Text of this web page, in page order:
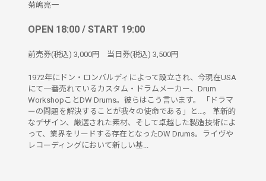
菊嶋亮一
OPEN 18:00 / START 19:00
前売券(税込) 3,000円 当日券(税込) 3,500円
1972年にドン・ロンバルディによって設立され、今現在USA
にて一番売れているカスタム・ドラムメーカー、Drum
WorkshopことDW Drums。彼らはこう言います。 「ドラマ
ーの問題を解決することが我々の使命である」と…。 革新的
なデザイン、厳選された素材、そして卓越した製造技術によ
って、業界をリードする存在となったDW Drums。ライヴや
レコーディングにおいて新しい基...